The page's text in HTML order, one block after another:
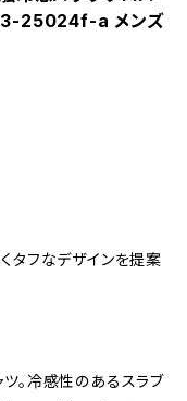
25024f-a メンズ
タフなデザインを提案
。冷感性のあるスラブ